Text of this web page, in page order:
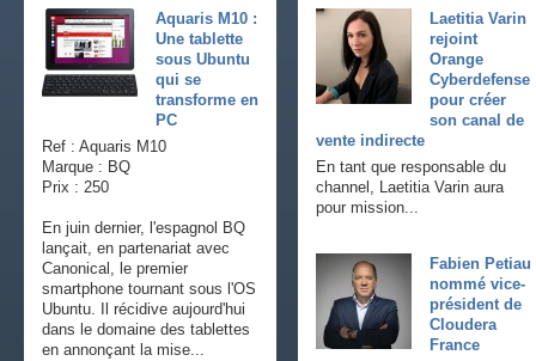
Laetitia Varin
rejoint
Orange
Cyberdefense
pour créer
son canal de
vente indirecte
En tant que responsable du
channel, Laetitia Varin aura
pour mission...
Fabien Petiau
nommé vice-
président de
Cloudera
France
Aquaris M10 :
Une tablette
sous Ubuntu
qui se
transforme en
PC
Ref : Aquaris M10
Marque : BQ
Prix : 250
En juin dernier, l'espagnol BQ
lançait, en partenariat avec
Canonical, le premier
smartphone tournant sous l'OS
Ubuntu. Il récidive aujourd'hui
dans le domaine des tablettes
en annonçant la mise...